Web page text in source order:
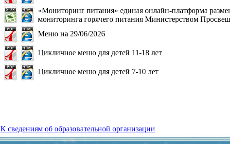
«Мониторинг питания» единая онлайн-платформа
мониторинга горячего питания Министерством
Меню на 29/06/2026
Цикличное меню для детей 11-18 лет
Цикличное меню для детей 7-10 лет
К сведениям об образовательной организации